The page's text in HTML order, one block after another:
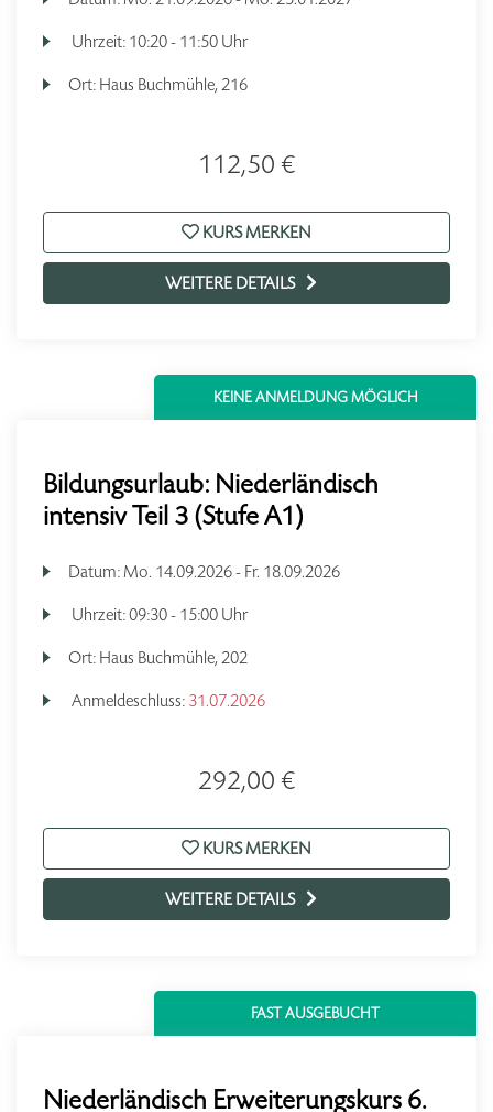
Uhrzeit: 10:20 - 11:50 Uhr
Ort: Haus Buchmühle, 216
112,50 €
KURS MERKEN
WEITERE DETAILS
KEINE ANMELDUNG MÖGLICH
Bildungsurlaub: Niederländisch
intensiv Teil 3 (Stufe A1)
Datum: Mo. 14.09.2026 - Fr. 18.09.2026
Uhrzeit:09:30 - 15:00 Uhr
Ort: Haus Buchmühle, 202
Anmeldeschluss: 31.07.2026
292,00 €
KURS MERKEN
WEITERE DETAILS
FAST AUSGEBUCHT
Niederländisch Erweiterungskurs 6.